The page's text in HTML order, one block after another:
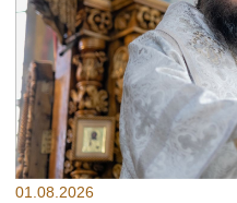
01.08.2026